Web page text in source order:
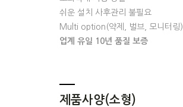
쉬운 설치 사후관리 불필요
Multi option(약제, 벌브, 모니터링)
업계 유일 10년 품질 보증
제품사양(소형)